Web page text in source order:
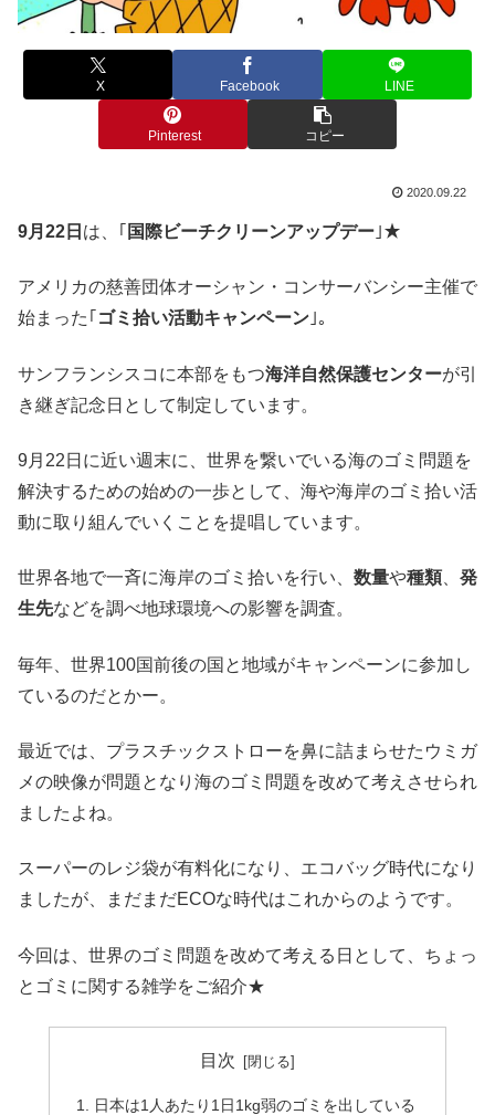
X Facebook LINE
Pinterest コピー
2020.09.22
9月22日 は、｢ 国際ビーチクリーンアップデー ｣★
アメリカの慈善団体オーシャン・コンサーバンシー主催で
始まった｢ ゴミ拾い活動キャンペーン ｣。
サンフランシスコに本部をもつ海洋自然保護センターが引
き継ぎ記念日として制定しています。
9月22日に近い週末に、世界を繋いでいる海のゴミ問題を
解決するための始めの一歩として、海や海岸のゴミ拾い活
動に取り組んでいくことを提唱しています。
世界各地で一斉に海岸のゴミ拾いを行い、 数量や種類、 発
生先などを調べ地球環境への影響を調査。
毎年、世界100国前後の国と地域がキャンペーンに参加し
ているのだとかー。
最近では、プラスチックストローを鼻に詰まらせたウミガ
メの映像が問題となり海のゴミ問題を改めて考えさせられ
ましたよね。
スーパーのレジ袋が有料化になり、エコバッグ時代になり
ましたが、まだまだECOな時代はこれからのようです。
今回は、世界のゴミ問題を改めて考える日として、ちょっ
とゴミに関する雑学をご紹介★
目次
日本は1人あたり1日1kg弱のゴミを出している